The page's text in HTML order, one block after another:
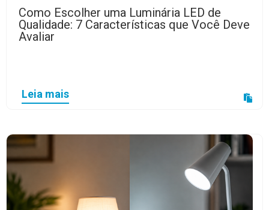
Como Escolher uma Luminária LED de
Qualidade: 7 Características que Você Deve
Avaliar
Leia mais